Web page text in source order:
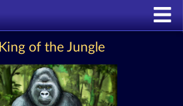
King of the Jungle